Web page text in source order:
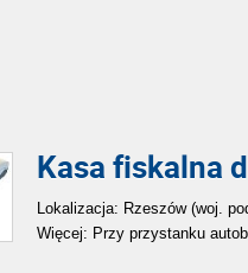
Kasa fiskalna
Lokalizacja: Rzeszów (woj.
Więcej: Przy przystanku